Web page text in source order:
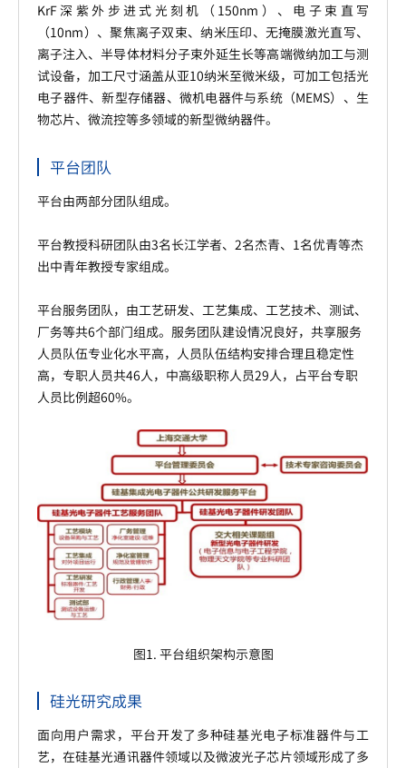
KrF深紫外步进式光刻机（150nm）、电子束直写
（10nm）、聚焦离子双束、纳米压印、无掩膜激光直写、
离子注入、半导体材料分子束外延生长等高端微纳加工与测
试设备，加工尺寸涵盖从亚10纳米至微米级，可加工包括光
电子器件、新型存储器、微机电器件与系统（MEMS）、生
物芯片、微流控等多领域的新型微纳器件。
平台团队
平台由两部分团队组成。
平台教授科研团队由3名长江学者、2名杰青、1名优青等杰
出中青年教授专家组成。
平台服务团队，由工艺研发、工艺集成、工艺技术、测试、
厂务等共6个部门组成。服务团队建设情况良好，共享服务
人员队伍专业化水平高，人员队伍结构安排合理且稳定性
高，专职人员共46人，中高级职称人员29人，占平台专职
人员比例超60%。
图1. 平台组织架构示意图
硅光研究成果
面向用户需求，平台开发了多种硅基光电子标准器件与工
艺，在硅基光通讯器件领域以及微波光子芯片领域形成了多